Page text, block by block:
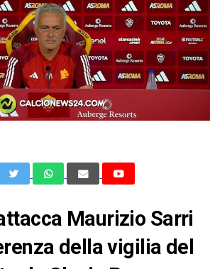
Maurizio Sarri
della vigilia del